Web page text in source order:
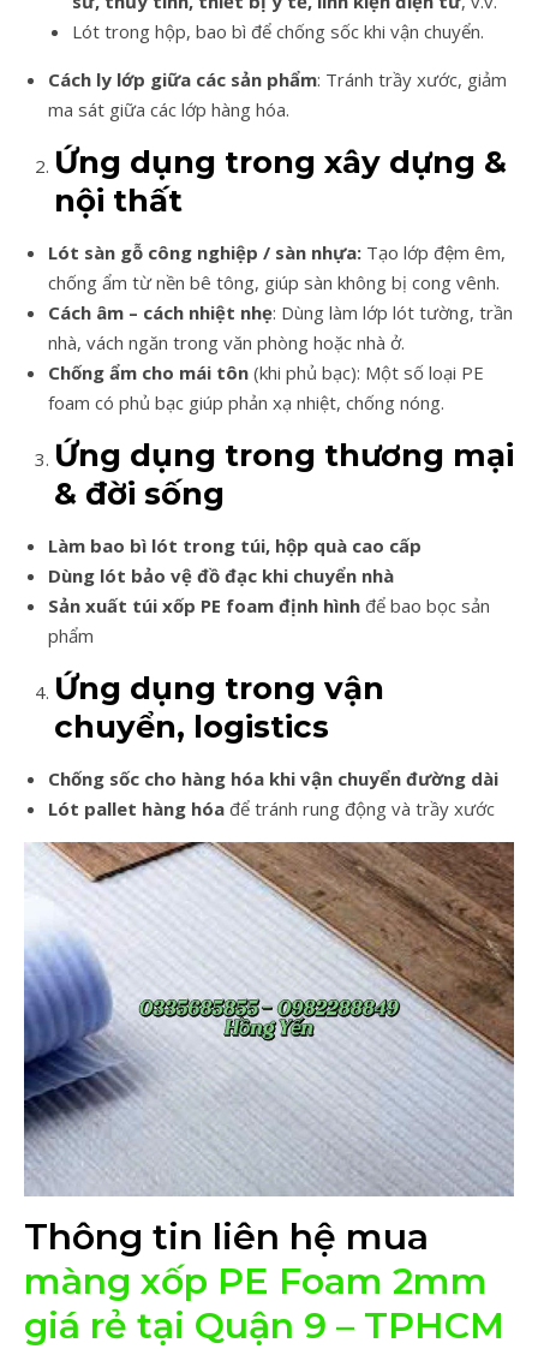
Lót trong hộp, bao bì để chống sốc khi vận chuyển.
Cách ly lớp giữa các sản phẩm: Tránh trầy xước, giảm
ma sát giữa các lớp hàng hóa.
Ứng dụng trong xây dựng &
nội thất
Lót sàn gỗ công nghiệp / sàn nhựa: Tạo lớp đệm êm,
chống ẩm từ nền bê tông, giúp sàn không bị cong vênh.
Cách âm – cách nhiệt nhẹ: Dùng làm lớp lót tường, trần
nhà, vách ngăn trong văn phòng hoặc nhà ở.
Chống ẩm cho mái tôn (khi phủ bạc): Một số loại PE
foam có phủ bạc giúp phản xạ nhiệt, chống nóng.
Ứng dụng trong thương mại
& đời sống
Làm bao bì lót trong túi, hộp quà cao cấp
Dùng lót bảo vệ đồ đạc khi chuyển nhà
Sản xuất túi xốp PE foam định hình để bao bọc sản
phẩm
Ứng dụng trong vận
chuyển, logistics
Chống sốc cho hàng hóa khi vận chuyển đường dài
Lót pallet hàng hóa để tránh rung động và trầy xước
Thông tin liên hệ mua
màng xốp PE Foam 2mm
giá rẻ tại Quận 9 – TPHCM